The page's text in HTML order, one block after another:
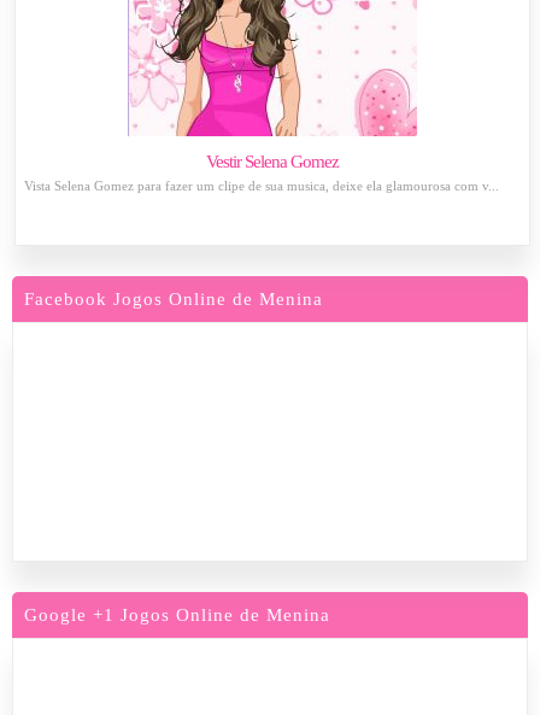
Vestir Selena Gomez
Vista Selena Gomez para fazer um clipe de sua musica, deixe ela glamourosa com v...
Facebook Jogos Online de Menina
Google +1 Jogos Online de Menina